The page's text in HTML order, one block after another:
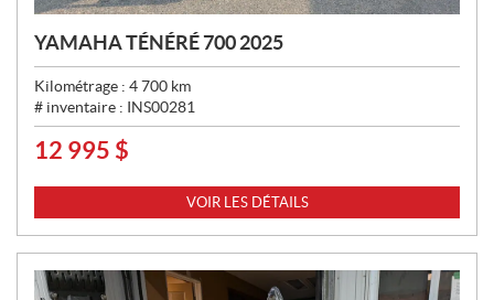
YAMAHA TÉNÉRÉ 700 2025
Kilométrage : 4 700 km
# inventaire : INS00281
P
X
:
12 995 $
VOIR LES DÉTAILS